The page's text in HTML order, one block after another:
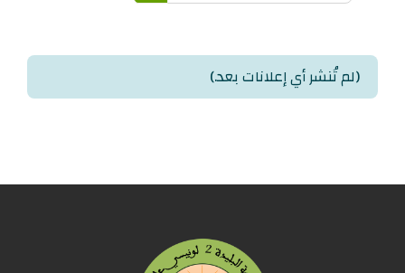
البحث في المنتديات
(لم تُنشر أي إعلانات بعد.)